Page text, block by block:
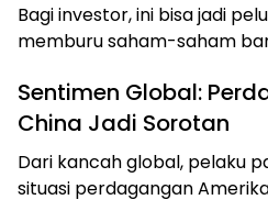
Bagi investor, ini bisa jadi
memburu saham-saham
Sentimen Global:
China Jadi Sorotan
Dari kancah global, pelaku
situasi perdagangan